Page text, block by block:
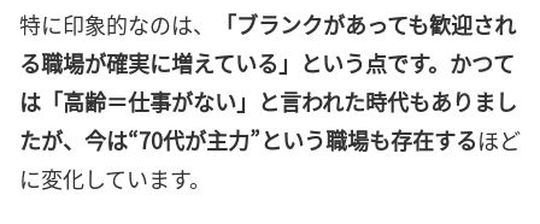
特に印象的なのは、
「ブランクがあっても歓迎され
る職場が確実に増えている」という点です。かつて
は「高齢＝仕事がない」と言われた時代もありまし
たが、今は“70代が主力”という職場も存在するほど
に変化しています。